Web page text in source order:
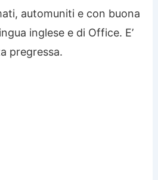
automuniti e con buona
inglese e di Office. E’
pregressa.